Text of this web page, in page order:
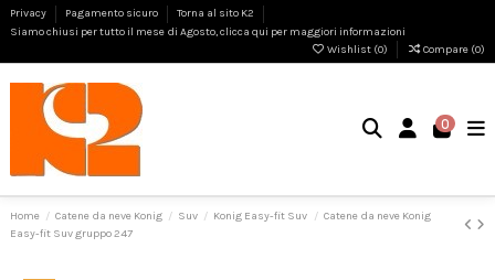
Privacy Pagamento sicuro
Torna al sito K2
Siamo chiusi per tutto il mese di Agosto, clicca qui per maggiori informazioni
Wishlist (0) Compare (0)
0
Home Catene da neve Konig Suv Konig Easy-fit Suv
Catene da neve Konig
Easy-fit Suv gruppo 247